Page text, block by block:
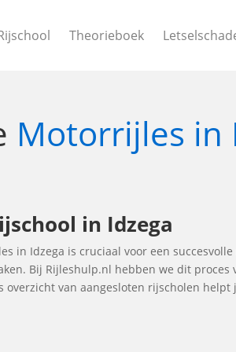
Theorieboek
Motorrijles in
in Idzega
in Idzega is cruciaal voor een
Bij Rijleshulp.nl hebben we dit
van aangesloten rijscholen